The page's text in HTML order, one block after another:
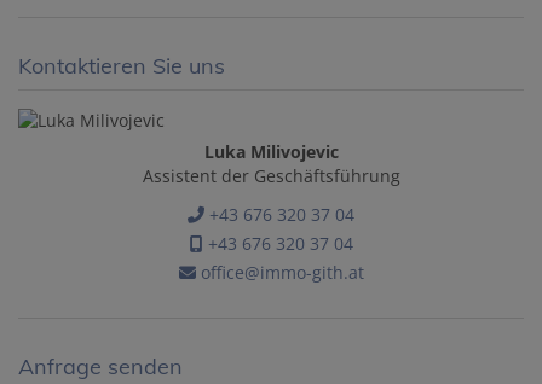
Kontaktieren Sie uns
Luka Milivojevic
Assistent der Geschäftsführung
+43 676 320 37 04
+43 676 320 37 04
office@immo-gith.at
Anfrage senden